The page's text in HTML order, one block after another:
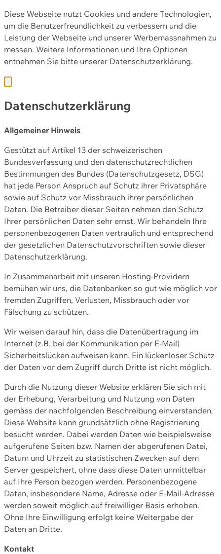
Diese Webseite nutzt Cookies und andere Technologien,
um die Benutzerfreundlichkeit zu verbessern und die
Leistung der Webseite und unserer Werbemassnahmen zu
messen. Weitere Informationen und Ihre Optionen
entnehmen Sie bitte unserer Datenschutzerklärung.
Datenschutzerklärung
Allgemeiner Hinweis
Gestützt auf Artikel 13 der schweizerischen
Bundesverfassung und den datenschutzrechtlichen
Bestimmungen des Bundes (Datenschutzgesetz, DSG)
hat jede Person Anspruch auf Schutz ihrer Privatsphäre
sowie auf Schutz vor Missbrauch ihrer persönlichen
Daten. Die Betreiber dieser Seiten nehmen den Schutz
Ihrer persönlichen Daten sehr ernst. Wir behandeln Ihre
personenbezogenen Daten vertraulich und entsprechend
der gesetzlichen Datenschutzvorschriften sowie dieser
Datenschutzerklärung.
In Zusammenarbeit mit unseren Hosting-Providern
bemühen wir uns, die Datenbanken so gut wie möglich vor
fremden Zugriffen, Verlusten, Missbrauch oder vor
Fälschung zu schützen.
Wir weisen darauf hin, dass die Datenübertragung im
Internet (z.B. bei der Kommunikation per E-Mail)
Sicherheitslücken aufweisen kann. Ein lückenloser Schutz
der Daten vor dem Zugriff durch Dritte ist nicht möglich.
Durch die Nutzung dieser Website erklären Sie sich mit
der Erhebung, Verarbeitung und Nutzung von Daten
gemäss der nachfolgenden Beschreibung einverstanden.
Diese Website kann grundsätzlich ohne Registrierung
besucht werden. Dabei werden Daten wie beispielsweise
aufgerufene Seiten bzw. Namen der abgerufenen Datei,
Datum und Uhrzeit zu statistischen Zwecken auf dem
Server gespeichert, ohne dass diese Daten unmittelbar
auf Ihre Person bezogen werden. Personenbezogene
Daten, insbesondere Name, Adresse oder E-Mail-Adresse
werden soweit möglich auf freiwilliger Basis erhoben.
Ohne Ihre Einwilligung erfolgt keine Weitergabe der
Daten an Dritte.
Kontakt